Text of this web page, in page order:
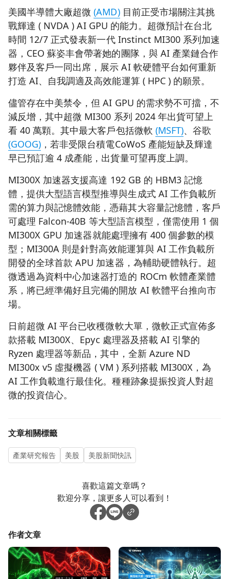
美國半導體大廠超微(AMD)目前正受市場關注其挑
戰輝達 ( NVDA ) AI GPU 的能力。超微預計在台北
時間 12/7 正式發表新一代 Instinct MI300 系列加速
器，CEO 蘇姿丰會帶著她的團隊，與 AI 產業鏈合作
夥伴及客戶一同出席，展示 AI 軟硬體平台如何重新
打造 AI、自我調適及高效能運算 ( HPC ) 的願景。
儘管存在中美禁令，但 AI GPU 的需求勢不可擋，不
減反增，其中超微 MI300 系列 2024 年出貨可望上
看 40 萬顆。其中最大客戶包括微軟 (MSFT)、谷歌
(GOOG) ，若非受限台積電CoWoS 產能短缺及輝達
早已預訂逾 4 成產能，出貨量可望再度上調。
MI300X 加速器支援高達 192 GB 的 HBM3 記憶
體，提供大型語言模型推導與生成式 AI 工作負載所
需的算力與記憶體效能，憑藉其大容量記憶體，客戶
可處理 Falcon-40B 等大型語言模型，僅需使用 1 個
MI300X GPU 加速器就能處理擁有 400 個參數的模
型；MI300A 則是針對高效能運算與 AI 工作負載所
開發的全球首款 APU 加速器，為輔助硬體執行。超
微透過為資料中心加速器打造的 ROCm 軟體產業體
系，將已經準備好且完備的開放 AI 軟體平台推向市
場。
日前超微 AI 平台已收穫微軟大單，微軟正式宣佈多
款搭載 MI300X、Epyc 處理器及搭載 AI 引擎的
Ryzen 處理器等新品，其中，全新 Azure ND
MI300x v5 虛擬機器 ( VM ) 系列搭載 MI300X，為
AI 工作負載進行最佳化。種種跡象提振投資人對超
微的投資信心。
文章相關標籤
產業研究報告 美股 美股新聞快訊
喜歡這篇文章嗎？
歡迎分享，讓更多人可以看到！
作者文章